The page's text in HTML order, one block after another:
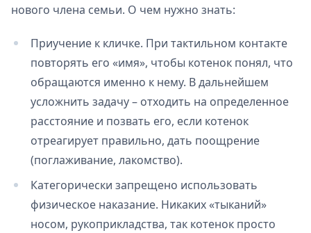
нового члена семьи. О чем нужно знать:
Приучение к кличке. При тактильном контакте
повторять его «имя», чтобы котенок понял, что
обращаются именно к нему. В дальнейшем
усложнить задачу – отходить на определенное
расстояние и позвать его, если котенок
отреагирует правильно, дать поощрение
(поглаживание, лакомство).
Категорически запрещено использовать
физическое наказание. Никаких «тыканий»
носом, рукоприкладства, так котенок просто